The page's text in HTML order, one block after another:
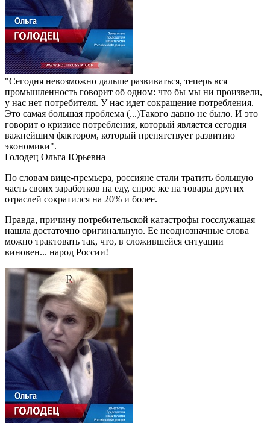
"Сегодня невозможно дальше развиваться, теперь вся
промышленность говорит об одном: что бы мы ни произвели,
у нас нет потребителя. У нас идет сокращение потребления.
Это самая большая проблема (...)Такого давно не было. И это
говорит о кризисе потребления, который является сегодня
важнейшим фактором, который препятствует развитию
экономики".
Голодец Ольга Юрьевна
По словам вице-премьера, россияне стали тратить большую
часть своих заработков на еду, спрос же на товары других
отраслей сократился на 20% и более.
Правда, причину потребительской катастрофы госслужащая
нашла достаточно оригинальную. Ее неоднозначные слова
можно трактовать так, что, в сложившейся ситуации
виновен... народ России!